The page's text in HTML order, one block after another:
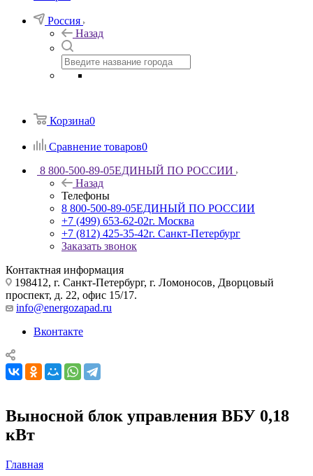
Россия
Назад
Корзина0
Сравнение товаров0
8 800-500-89-05ЕДИНЫЙ ПО РОССИИ
Назад
Телефоны
8 800-500-89-05ЕДИНЫЙ ПО РОССИИ
+7 (499) 653-62-02г. Москва
+7 (812) 425-35-42г. Санкт-Петербург
Заказать звонок
Контактная информация
198412, г. Санкт-Петербург, г. Ломоносов, Дворцовый
проспект, д. 22, офис 15/17.
info@energozapad.ru
Вконтакте
Выносной блок управления ВБУ 0,18
кВт
Главная